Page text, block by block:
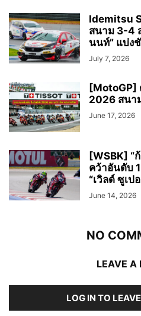
Idemitsu
สนาม 3-4
นนท์” แบ่ง
July 7, 2026
[MotoGP]
2026 สนา
June 17, 2026
[WSBK] “
คว้าอันดับ
“เวิลด์ ซูเป
June 14, 2026
NO
LEAVE A
LOG IN TO